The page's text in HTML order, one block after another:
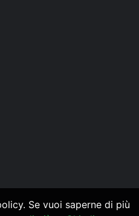
Se vuoi saperne di più